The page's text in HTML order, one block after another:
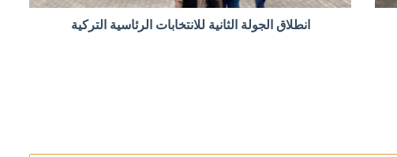
انطلاق الجولة الثانية للانتخابات الرئاسية التركية